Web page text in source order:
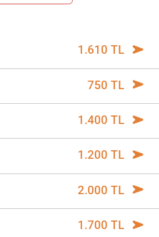
1.610 TL
750 TL
1.400 TL
1.200 TL
2.000 TL
1.700 TL